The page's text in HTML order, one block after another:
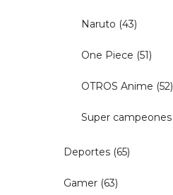
Naruto (43)
One Piece (51)
OTROS Anime (52)
Super campeones
Deportes (65)
Gamer (63)